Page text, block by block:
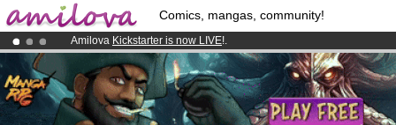
Comics, mangas, community!
Amilova Kickstarter is now LIVE!.
Premium membership from3.95 eurosper month !Get membership
Already 100000membersand 1000 comics & mangas!.